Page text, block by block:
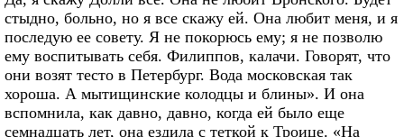
стыдно, больно, но я все скажу ей. Она любит меня, и я
последую ее совету. Я не покорюсь ему; я не позволю
ему воспитывать себя. Филиппов, калачи. Говорят, что
они возят тесто в Петербург. Вода московская так
хороша. А мытищинские колодцы и блины». И она
вспомнила, как давно, давно, когда ей было еще
семнадцать лет, она ездила с теткой к Троице. «На